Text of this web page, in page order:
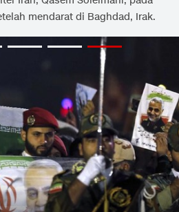
mendarat di Baghdad, Irak.